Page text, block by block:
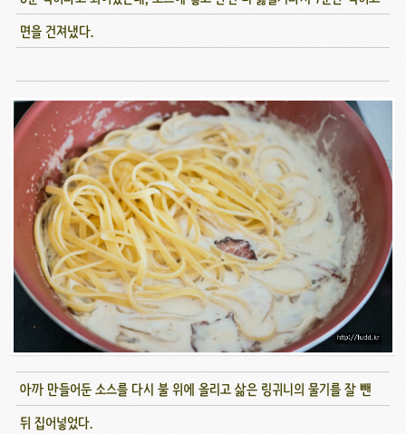
면을 건져냈다.
아까 만들어둔 소스를 다시 불 위에 올리고 삶은 링귀니의 물기를 잘 뺀
뒤 집어넣었다.